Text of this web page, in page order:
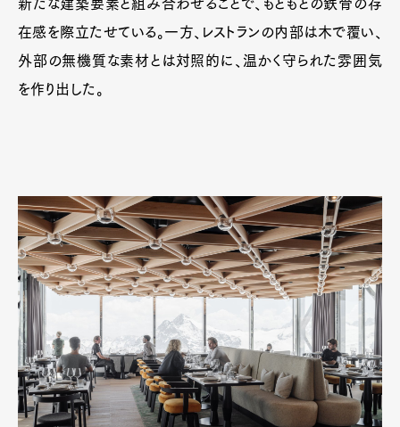
新たな建築要素と組み合わせることで、もともとの鉄骨の存
在感を際立たせている。一方、レストランの内部は木で覆い、
外部の無機質な素材とは対照的に、温かく守られた雰囲気
を作り出した。